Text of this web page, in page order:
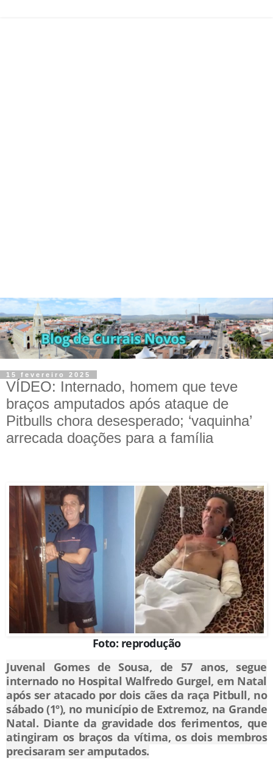
15 fevereiro 2025
VÍDEO: Internado, homem que teve
braços amputados após ataque de
Pitbulls chora desesperado; ‘vaquinha’
arrecada doações para a família
Foto: reprodução
Juvenal Gomes de Sousa, de 57 anos, segue
internado no Hospital Walfredo Gurgel, em Natal
após ser atacado por dois cães da raça Pitbull, no
sábado (1º), no município de Extremoz, na Grande
Natal. Diante da gravidade dos ferimentos, que
atingiram os braços da vítima, os dois membros
precisaram ser amputados.